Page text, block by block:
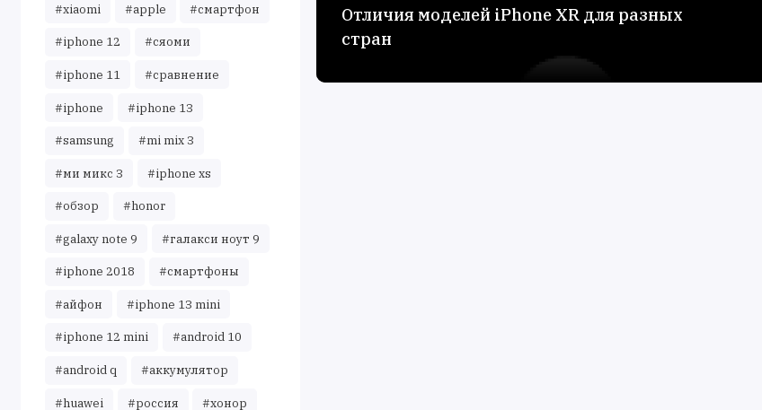
#xiaomi #apple #смартфон
#iphone 12 #сяоми
#iphone 11 #сравнение
#iphone #iphone 13
#samsung #mi mix 3
#ми микс 3 #iphone xs
#обзор #honor
#galaxy note 9 #галакси ноут 9
#iphone 2018 #смартфоны
#айфон #iphone 13 mini
#iphone 12 mini #android 10
#android q #аккумулятор
#huawei #россия #хонор
Отличия моделей iPhone XR для разных
стран